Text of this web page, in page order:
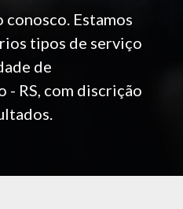
Estamos
tipos de serviço
de
- RS, com discrição